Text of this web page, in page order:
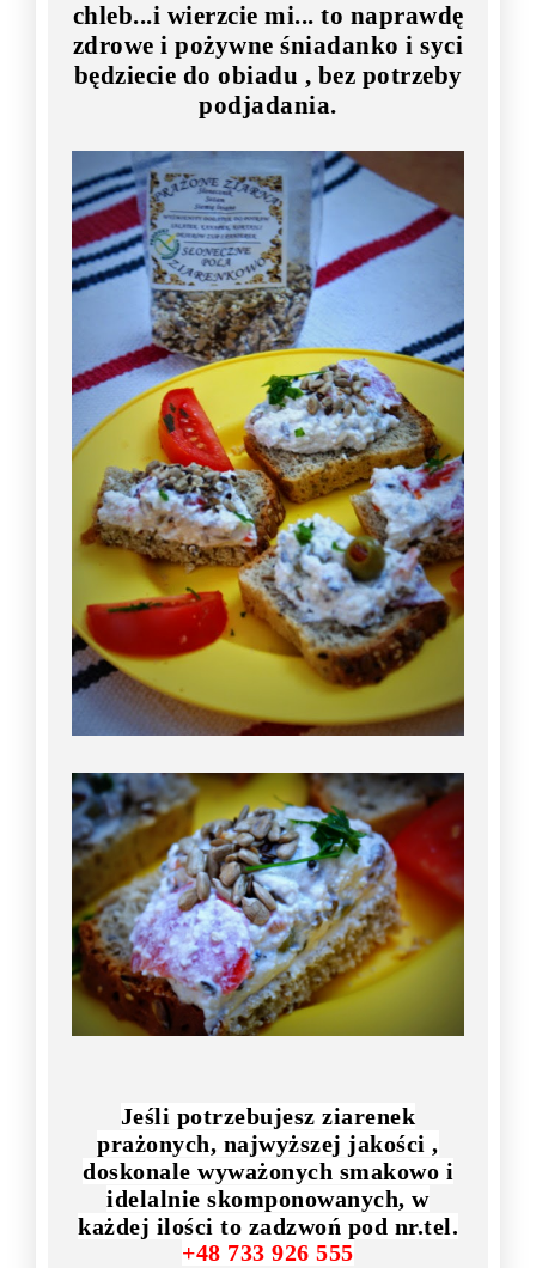
chleb...i wierzcie mi... to naprawdę
zdrowe i pożywne śniadanko i syci
będziecie do obiadu , bez potrzeby
podjadania.
Jeśli potrzebujesz ziarenek
prażonych, najwyższej jakości ,
doskonale wyważonych smakowo i
idelalnie skomponowanych, w
każdej ilości to zadzwoń pod nr.tel.
+48 733 926 555